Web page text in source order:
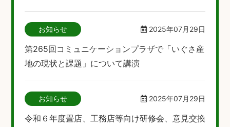
お知らせ 2025年07月29日
第265回コミュニケーションプラザで「いぐさ産
地の現状と課題」について講演
お知らせ 2025年07月29日
令和６年度畳店、工務店等向け研修会、意見交換